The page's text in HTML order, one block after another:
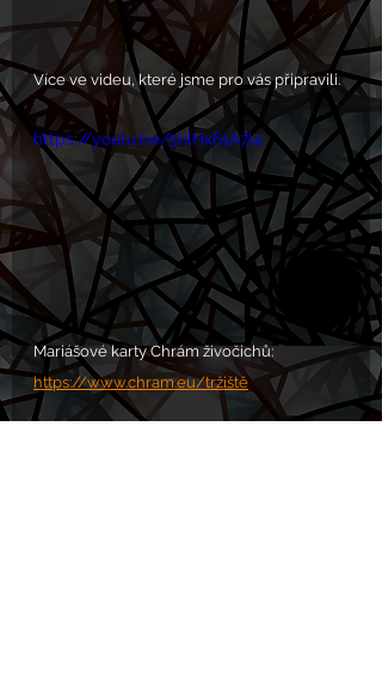
Více ve videu, které jsme pro vás připravili.
https://youtu.be/5nlHx61A7l4
Mariášové karty Chrám živočichů:
https://www.chram.eu/tržiště